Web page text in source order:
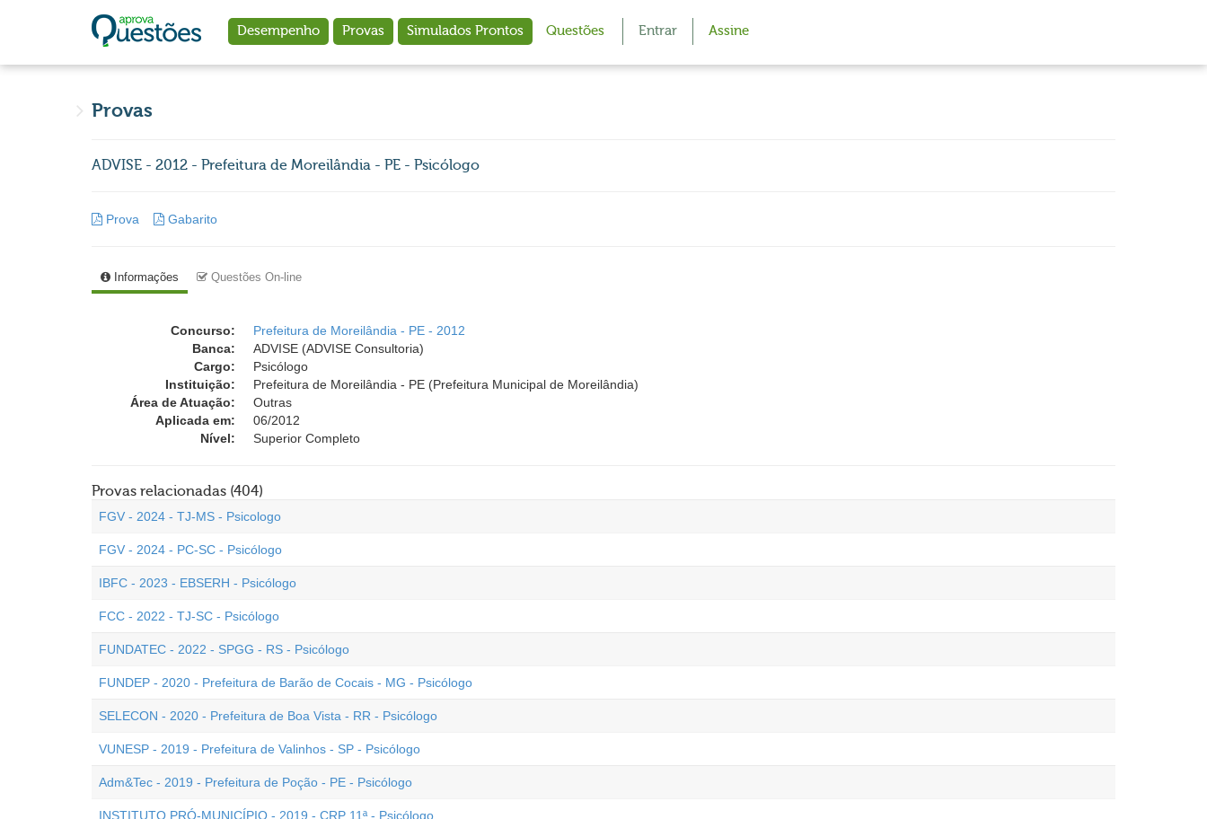
Desempenho Provas Simulados Prontos Questões Entrar Assine
Provas
ADVISE - 2012 - Prefeitura de Moreilândia - PE - Psicólogo
Prova Gabarito
Informações Questões On-line
Concurso:
Prefeitura de Moreilândia - PE - 2012
Banca:
ADVISE (ADVISE Consultoria)
Cargo:
Psicólogo
Instituição:
Prefeitura de Moreilândia - PE (Prefeitura Municipal de Moreilândia)
Área de Atuação:
Outras
Aplicada em:
06/2012
Nível:
Superior Completo
Provas relacionadas (404)
FGV - 2024 - TJ-MS - Psicologo
FGV - 2024 - PC-SC - Psicólogo
IBFC - 2023 - EBSERH - Psicólogo
FCC - 2022 - TJ-SC - Psicólogo
FUNDATEC - 2022 - SPGG - RS - Psicólogo
FUNDEP - 2020 - Prefeitura de Barão de Cocais - MG - Psicólogo
SELECON - 2020 - Prefeitura de Boa Vista - RR - Psicólogo
VUNESP - 2019 - Prefeitura de Valinhos - SP - Psicólogo
Adm&Tec - 2019 - Prefeitura de Poção - PE - Psicólogo
INSTITUTO PRÓ-MUNICÍPIO - 2019 - CRP 11ª - Psicólogo